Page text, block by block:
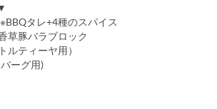
※BBQタレ+4種のスパイス
草豚バラブロック
ルティーヤ用）
ーグ用)